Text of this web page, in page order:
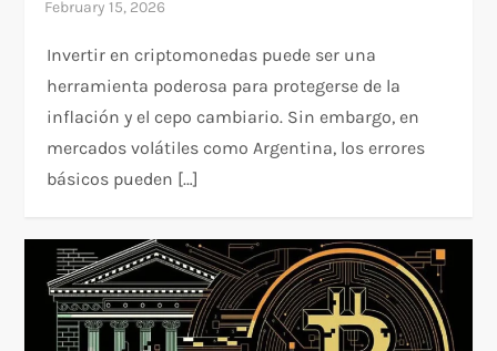
Invertir en criptomonedas puede ser una
herramienta poderosa para protegerse de la
inflación y el cepo cambiario. Sin embargo, en
mercados volátiles como Argentina, los errores
básicos pueden […]